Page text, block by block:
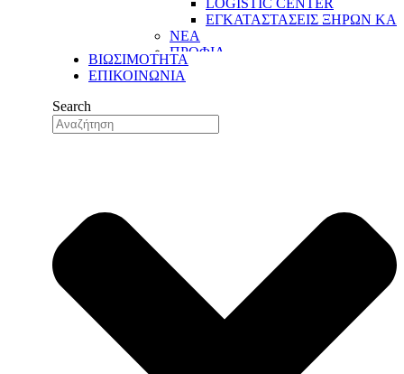
LOGISTIC CENTER
ΕΓΚΑΤΑΣΤΑΣΕΙΣ ΞΗΡΩΝ
ΝΕΑ
ΠΡΟΦΙΛ
ΟΙ ΑΝΘΡΩΠΟΙ ΜΑΣ
ΤΟ ΔΙΚΤΥΟ ΕΞΑΓΩΓΩΝ ΜΑΣ
ΠΑΡΑΓΩΓΗ
ΑΥΤΟΜΑΤΙΣΜΟΙ &
ΕΥΕΛΙΞΙΑ &
LOGISTIC CENTER
ΕΓΚΑΤΑΣΤΑΣΕΙΣ ΞΗΡΩΝ
ΒΙΩΣΙΜΟΤΗΤΑ
ΕΠΙΚΟΙΝΩΝΙΑ
Search